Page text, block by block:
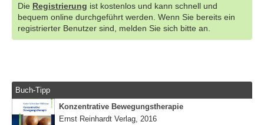
Die Registrierung ist kostenlos und kann schnell und
bequem online durchgeführt werden. Wenn Sie bereits ein
registrierter Benutzer sind, melden Sie sich bitte an.
Buch-Tipp
Konzentrative Bewegungstherapie
Ernst Reinhardt Verlag, 2016